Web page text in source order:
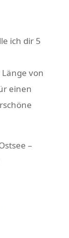
ich dir 5
von
einen
–